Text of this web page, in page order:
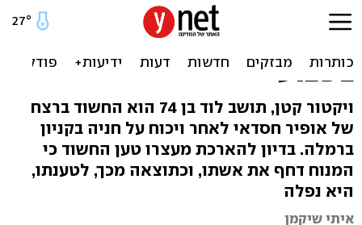
הותר לפרסום שם החשוד
ברצח ברמלה; מעצרו הוארך
בשבוע
ויקטור קטן, תושב לוד בן 74 הוא החשוד ברצח
של אופיר חסדאי לאחר ויכוח על חניה בקניון
ברמלה. בדיון להארכת מעצרו טען החשוד כי
המנוח דחף את אשתו, וכתוצאה מכך, לטענתו,
היא נפלה
איתי שיקמן